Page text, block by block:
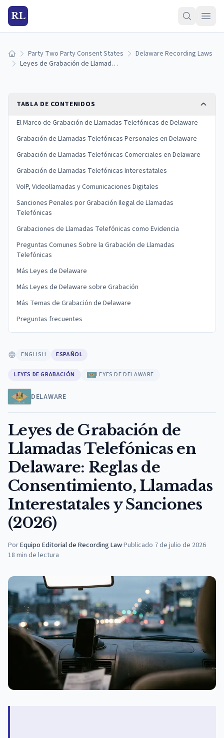
RL
Inicio Party Two Party Consent States
Delaware Recording Laws
Leyes de Grabación de Llamadas Telefónicas en Delaware: Reglas de Consentimiento, Llamadas Interestatales y Sanciones (2026)
TABLA DE CONTENIDOS
El Marco de Grabación de Llamadas Telefónicas de Delaware
Grabación de Llamadas Telefónicas Personales en Delaware
Grabación de Llamadas Telefónicas Comerciales en Delaware
Grabación de Llamadas Telefónicas Interestatales
VoIP, Videollamadas y Comunicaciones Digitales
Sanciones Penales por Grabación Ilegal de Llamadas
Telefónicas
Grabaciones de Llamadas Telefónicas como Evidencia
Preguntas Comunes Sobre la Grabación de Llamadas
Telefónicas
Más Leyes de Delaware
Más Leyes de Delaware sobre Grabación
Más Temas de Grabación de Delaware
Preguntas frecuentes
ENGLISH ESPAÑOL
LEYES DE GRABACIÓN LEYES DE DELAWARE
DELAWARE
Leyes de Grabación de
Llamadas Telefónicas en
Delaware: Reglas de
Consentimiento, Llamadas
Interestatales y Sanciones
(2026)
PorEquipo Editorial de Recording Law·Publicado 7 de julio de 2026
18 min de lectura